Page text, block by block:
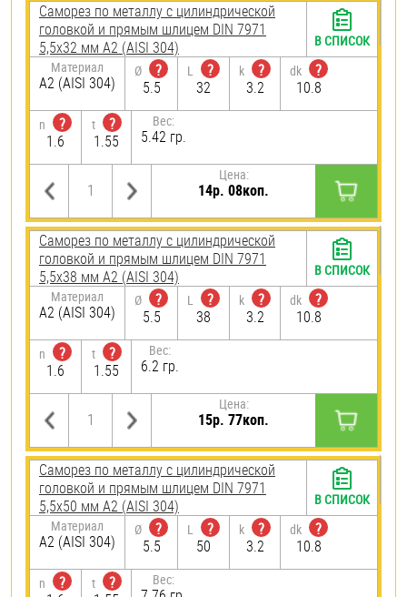
Саморез по металлу с цилиндрической
головкой и прямым шлицем DIN 7971
5,5х32 мм А2 (AISI 304)
Материал
А2 (AISI 304)
Ø
?
5.5
L
?
32
k
?
3.2
dk
?
10.8
n
?
1.6
t
?
1.55
Вес:
5.42 гр.
Цена:
14р. 08коп.
В СПИСОК
Саморез по металлу с цилиндрической
головкой и прямым шлицем DIN 7971
5,5х38 мм А2 (AISI 304)
Материал
А2 (AISI 304)
Ø
?
5.5
L
?
38
k
?
3.2
dk
?
10.8
n
?
1.6
t
?
1.55
Вес:
6.2 гр.
Цена:
15р. 77коп.
В СПИСОК
Саморез по металлу с цилиндрической
головкой и прямым шлицем DIN 7971
5,5х50 мм А2 (AISI 304)
Материал
А2 (AISI 304)
Ø
?
5.5
L
?
50
k
?
3.2
dk
?
10.8
n
?
t
?
Вес:
В СПИСОК